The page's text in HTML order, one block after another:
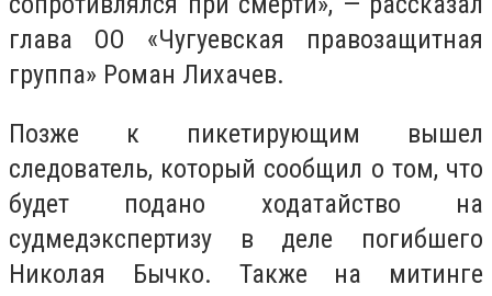
глава ОО «Чугуевская правозащитная
группа» Роман Лихачев.
Позже к пикетирующим вышел
следователь, который сообщил о том, что
будет подано ходатайство на
судмедэкспертизу в деле погибшего
Николая Бычко. Также на митинге